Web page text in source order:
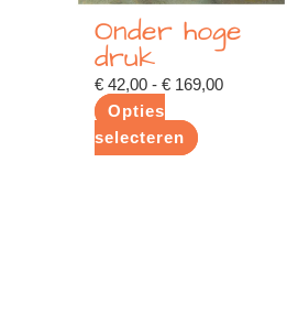
Onder hoge
druk
€ 42,00 - € 169,00
Opties
selecteren
gekozen
worden
op
de
productpagina